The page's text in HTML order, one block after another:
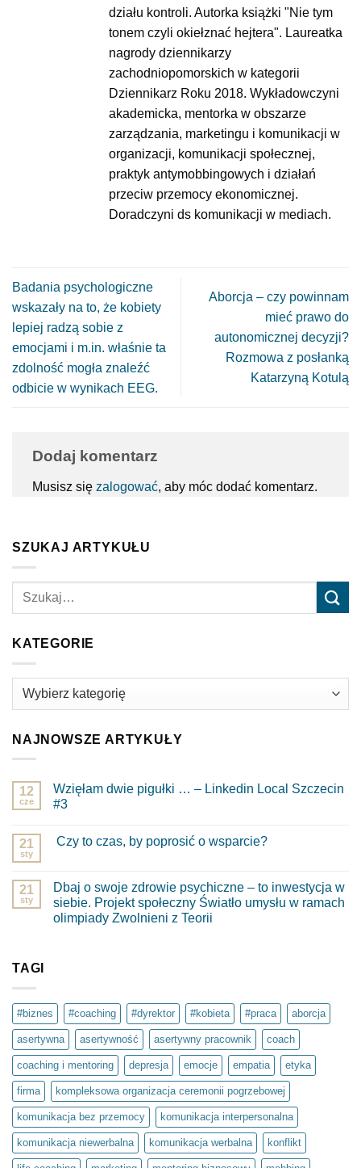
działu kontroli. Autorka książki "Nie tym
tonem czyli okiełznać hejtera". Laureatka
nagrody dziennikarzy
zachodniopomorskich w kategorii
Dziennikarz Roku 2018. Wykładowczyni
akademicka, mentorka w obszarze
zarządzania, marketingu i komunikacji w
organizacji, komunikacji społecznej,
praktyk antymobbingowych i działań
przeciw przemocy ekonomicznej.
Doradczyni ds komunikacji w mediach.
Badania psychologiczne
wskazały na to, że kobiety
lepiej radzą sobie z
emocjami i m.in. właśnie ta
zdolność mogła znaleźć
odbicie w wynikach EEG.
Aborcja – czy powinnam
mieć prawo do
autonomicznej decyzji?
Rozmowa z posłanką
Katarzyną Kotulą
Dodaj komentarz
Musisz się zalogować, aby móc dodać komentarz.
SZUKAJ ARTYKUŁU
KATEGORIE
Kategorie
NAJNOWSZE ARTYKUŁY
12
cze
Wzięłam dwie pigułki … – Linkedin Local Szczecin
#3
do
Wzięłam
…
–
Linkedin
Local
Szczecin
21
sty
Czy to czas, by poprosić o wsparcie?
Czy
to
czas,
by
21
sty
Dbaj o swoje zdrowie psychiczne – to inwestycja w
siebie. Projekt społeczny Światło umysłu w ramach
olimpiady Zwolnieni z Teorii
psychiczne
–
to
inwestycja
w
siebie.
Projekt
społeczny
Światło
umysłu
w
ramach
olimpiady
Zwolnieni
z
Teorii
TAGI
#biznes #coaching #dyrektor #kobieta #praca aborcja
asertywna asertywność asertywny pracownik coach
coaching i mentoring depresja emocje empatia etyka
firma kompleksowa organizacja ceremonii pogrzebowej
komunikacja bez przemocy komunikacja interpersonalna
komunikacja niewerbalna komunikacja werbalna konflikt